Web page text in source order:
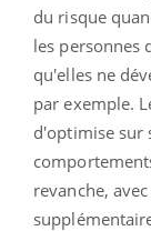
du risque
les personnes
qu'elles ne
par exemple.
d'optimise sur
revanche,